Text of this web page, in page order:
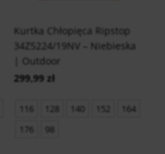
Kurtka Chłopięca Ripstop
34Z5224/19NV – Niebieska
| Outdoor
299,99 zł
116 128 140 152
164
176
98